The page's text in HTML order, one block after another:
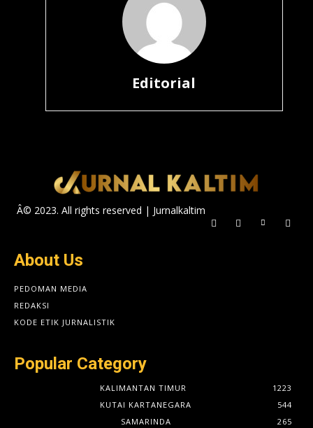
Editorial
Â© 2023. All rights reserved | Jurnalkaltim
About Us
PEDOMAN MEDIA
REDAKSI
KODE ETIK JURNALISTIK
Popular Category
KALIMANTAN TIMUR
1223
KUTAI KARTANEGARA
544
SAMARINDA
265